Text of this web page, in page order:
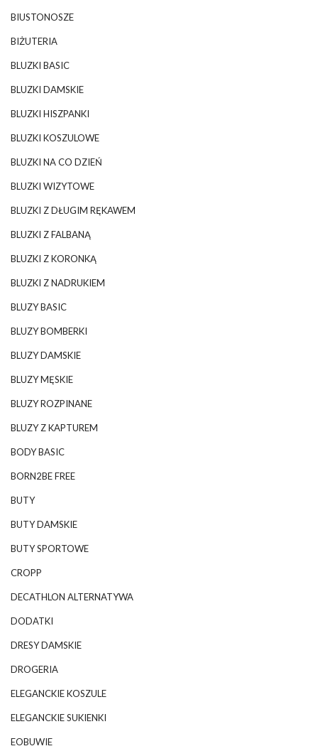
BIUSTONOSZE
BIŻUTERIA
BLUZKI BASIC
BLUZKI DAMSKIE
BLUZKI HISZPANKI
BLUZKI KOSZULOWE
BLUZKI NA CO DZIEŃ
BLUZKI WIZYTOWE
BLUZKI Z DŁUGIM RĘKAWEM
BLUZKI Z FALBANĄ
BLUZKI Z KORONKĄ
BLUZKI Z NADRUKIEM
BLUZY BASIC
BLUZY BOMBERKI
BLUZY DAMSKIE
BLUZY MĘSKIE
BLUZY ROZPINANE
BLUZY Z KAPTUREM
BODY BASIC
BORN2BE FREE
BUTY
BUTY DAMSKIE
BUTY SPORTOWE
CROPP
DECATHLON ALTERNATYWA
DODATKI
DRESY DAMSKIE
DROGERIA
ELEGANCKIE KOSZULE
ELEGANCKIE SUKIENKI
EOBUWIE